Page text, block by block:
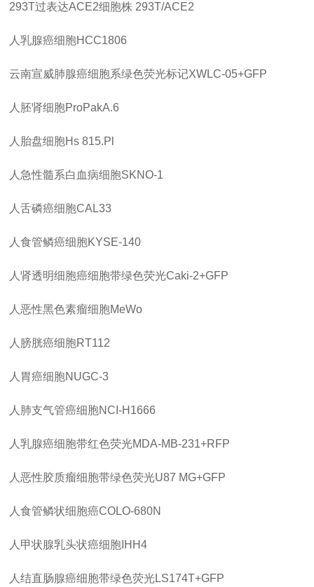
293T过表达ACE2细胞株 293T/ACE2
人乳腺癌细胞HCC1806
云南宣威肺腺癌细胞系绿色荧光标记XWLC-05+GFP
人胚肾细胞ProPakA.6
人胎盘细胞Hs 815.Pl
人急性髓系白血病细胞SKNO-1
人舌磷癌细胞CAL33
人食管鳞癌细胞KYSE-140
人肾透明细胞癌细胞带绿色荧光Caki-2+GFP
人恶性黑色素瘤细胞MeWo
人膀胱癌细胞RT112
人胃癌细胞NUGC-3
人肺支气管癌细胞NCI-H1666
人乳腺癌细胞带红色荧光MDA-MB-231+RFP
人恶性胶质瘤细胞带绿色荧光U87 MG+GFP
人食管鳞状细胞癌COLO-680N
人甲状腺乳头状癌细胞 IHH4
人结直肠腺癌细胞带绿色荧光LS174T+GFP